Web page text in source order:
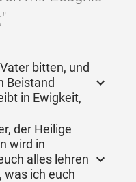
bitten, und
Beistand
in Ewigkeit,
der Heilige
wird in
alles lehren
was ich euch